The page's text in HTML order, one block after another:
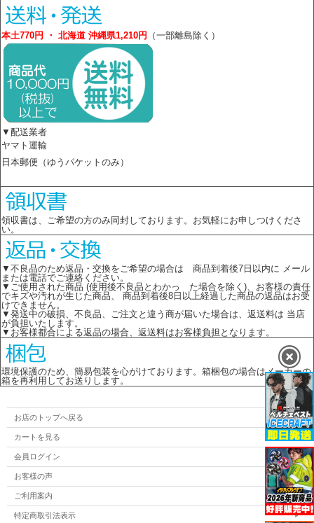
本土770円 ・ 北海道 沖縄県1,210円 （一部離島除く）
▼配送業者
ヤマト運輸
日本郵便（ゆうパケットのみ）
領収書は、ご希望の方のみ同封しております。お気軽にお申しつけくださ
い。
▼不良品のため返品・交換をご希望の場合は 商品到着後7日以内に メール
または電話でご連絡ください。
▼ご使用された商品 (使用後不良品とわかっ た場合を除く)、お客様の責任
でキズや汚れが生じた商品、 商品到着後8日以上経過した商品の返品はお受
けできません。
▼発送中の破損、不良品、ご注文と違う商が届いた場合は、返送料は 当店
が負担いたします。
▼お客様都合による返品の場合、返送料はお客様負担となります。
環境保護のため、簡易包装を心がけております。箱梱包の場合はメーカーの
箱を再利用してお送りします。
お店のトップへ戻る
カートを見る
会員ログイン
お客様の声
ご利用案内
特定商取引法表示